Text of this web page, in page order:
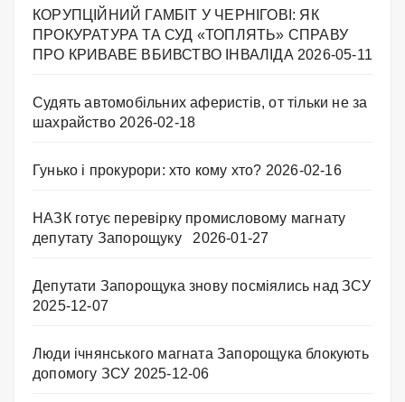
КОРУПЦІЙНИЙ ГАМБІТ У ЧЕРНІГОВІ: ЯК
ПРОКУРАТУРА ТА СУД «ТОПЛЯТЬ» СПРАВУ
ПРО КРИВАВЕ ВБИВСТВО ІНВАЛІДА 2026-05-11
Судять автомобільних аферистів, от тільки не за
шахрайство 2026-02-18
Гунько і прокурори: хто кому хто? 2026-02-16
НАЗК готує перевірку промисловому магнату
депутату Запорощуку
2026-01-27
Депутати Запорощука знову посміялись над ЗСУ
2025-12-07
Люди ічнянського магната Запорощука блокують
допомогу ЗСУ 2025-12-06